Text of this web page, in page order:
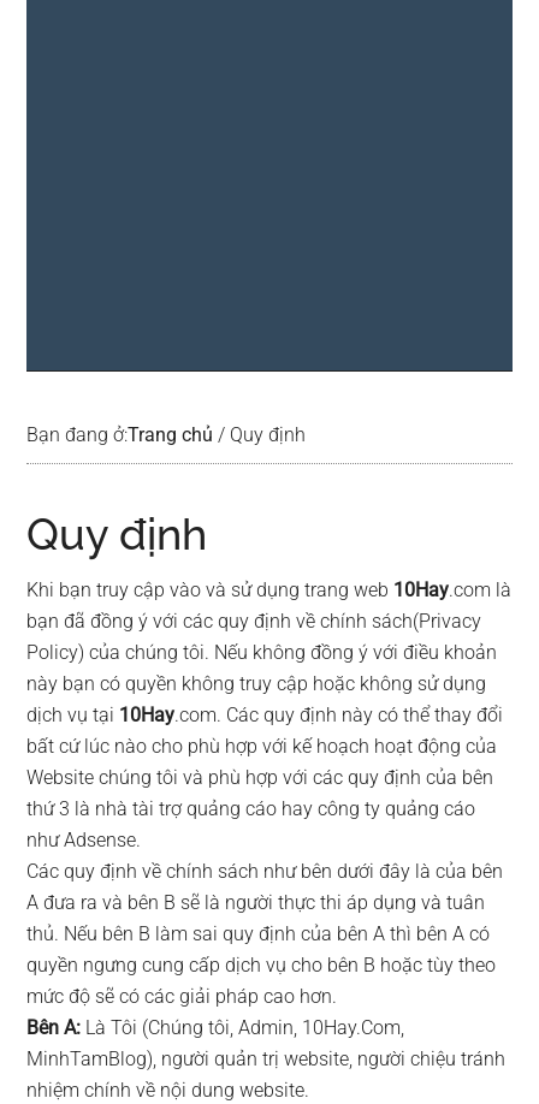
Bạn đang ở:Trang chủ / Quy định
Quy định
Khi bạn truy cập vào và sử dụng trang web 10Hay.com là
bạn đã đồng ý với các quy định về chính sách(Privacy
Policy) của chúng tôi. Nếu không đồng ý với điều khoản
này bạn có quyền không truy cập hoặc không sử dụng
dịch vụ tại 10Hay.com. Các quy định này có thể thay đổi
bất cứ lúc nào cho phù hợp với kế hoạch hoạt động của
Website chúng tôi và phù hợp với các quy định của bên
thứ 3 là nhà tài trợ quảng cáo hay công ty quảng cáo
như Adsense.
Các quy định về chính sách như bên dưới đây là của bên
A đưa ra và bên B sẽ là người thực thi áp dụng và tuân
thủ. Nếu bên B làm sai quy định của bên A thì bên A có
quyền ngưng cung cấp dịch vụ cho bên B hoặc tùy theo
mức độ sẽ có các giải pháp cao hơn.
Bên A: Là Tôi (Chúng tôi, Admin, 10Hay.Com,
MinhTamBlog), người quản trị website, người chiệu tránh
nhiệm chính về nội dung website.